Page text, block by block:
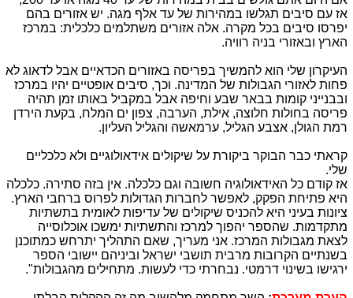
אז עם סיבים תגלשו במהירות של עד אלף מגה. יש אזורים בהם
יפרסו סיבים בכל מקרה. אלה אזורים משתלמים כלכלית: במרכז
הארץ ובאזורי בניה רוויה.
העיקרון שלי הוא להמשיך בפריסה באזורים הכדאיים אבל לדאוג לא
פחות לאזורי הגבולות של המדינה. וכך, סיבים אופטיים יהיו במרכז
ובבנייני קומות בבאר שבע וחיפה אבל במקביל באותו זמן תהיה
פריסה בחולות חלוצה, אילת, הערבה, צפון ים המלח, בקעת הירדן
רמת הגולן, אצבע הגליל, ערמאשה והגליל העליון.
קראתי כבר הבוקר ביקורת על שיקולים אידאולוגיים ולא כלכליים
שלי.
אז קודם כל האידאולוגיה חשובה וגם כלכלה. אין בזה סתירה. כלכלה
היא פתיחת הפקק, לאפשר לחברות הגדולות לפרוס ברחבי הארץ.
ציונות בעיני היא להכניס שיקולים של עדיפות לאומית בתשתיות
מתקדמות. שהספר יהפוך למרכז והתשתיות ימשכו אוכלוסייה
לצאת מגבולות המרכז. אני מעריך, שאם התהליך יתרחש כמתוכנן
בשנתיים הקרובות מרבית תושבי ישראל וביניהם יישובי הספר
ירגישו בשינוי דרמטי. נבחרתי כדי לעשות. מתחילים מהגבולות".